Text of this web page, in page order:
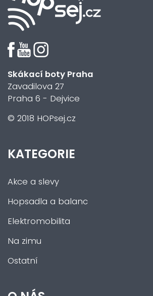
Skákací boty Praha
Zavadilova 27
Praha 6 - Dejvice
© 2018 HOPsej.cz
KATEGORIE
Akce a slevy
Hopsadla a balanc
Elektromobilita
Na zimu
Ostatní